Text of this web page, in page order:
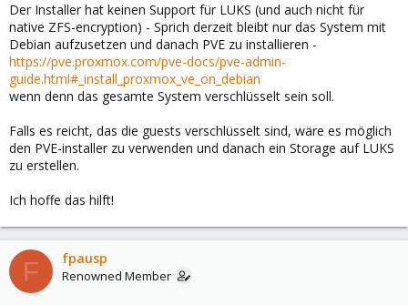
Der Installer hat keinen Support für LUKS (und auch nicht für
native ZFS-encryption) - Sprich derzeit bleibt nur das System mit
Debian aufzusetzen und danach PVE zu installieren -
https://pve.proxmox.com/pve-docs/pve-admin-
guide.html#_install_proxmox_ve_on_debian
wenn denn das gesamte System verschlüsselt sein soll.
Falls es reicht, das die guests verschlüsselt sind, wäre es möglich
den PVE-installer zu verwenden und danach ein Storage auf LUKS
zu erstellen.
Ich hoffe das hilft!
F fpausp
Renowned Member